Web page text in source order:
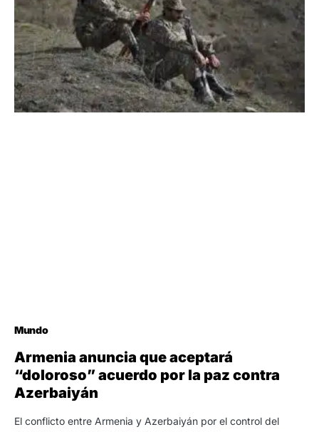
Mundo
Armenia anuncia que aceptará
“doloroso” acuerdo por la paz contra
Azerbaiyán
El conflicto entre Armenia y Azerbaiyán por el control del